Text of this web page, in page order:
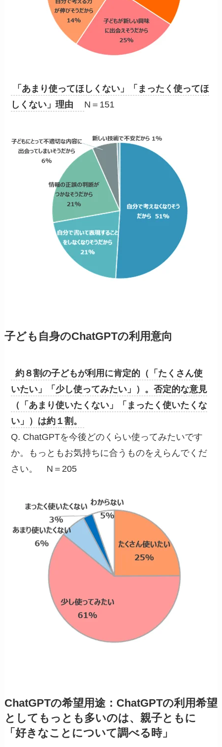
「あまり使ってほしくない」「まったく使ってほ
しくない」理由
N＝151
子ども自身のChatGPTの利用意向
約８割の子どもが利用に肯定的（「たくさん使
いたい」「少し使ってみたい」）。否定的な意見
（「あまり使いたくない」「まったく使いたくな
い」）は約１割。
Q. ChatGPTを今後どのくらい使ってみたいです
か。もっともお気持ちに合うものをえらんでくだ
さい。 N＝205
ChatGPTの希望用途：ChatGPTの利用希望
としてもっとも多いのは、親子ともに
「好きなことについて調べる時」